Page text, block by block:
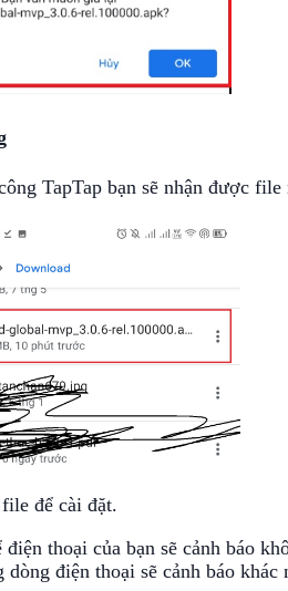
TapTap bạn sẽ nhận được
để cài đặt.
thoại của bạn sẽ cảnh báo
điện thoại sẽ cảnh báo khác